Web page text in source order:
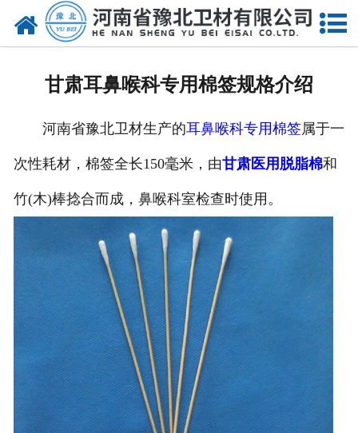
网站首页
人才招聘
甘肃耳鼻喉科专用棉签规格介绍
河南省豫北卫材生产的耳鼻喉科专用棉签属于一
次性耗材，棉签全长150毫米，由甘肃医用脱脂棉和
竹(木)棒捻合而成，鼻喉科室检查时使用。